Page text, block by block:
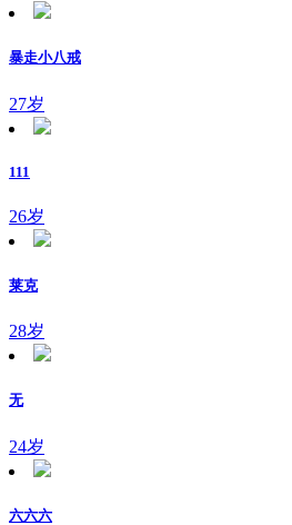
暴走小八戒
27岁
111
26岁
莱克
28岁
无
24岁
六六六